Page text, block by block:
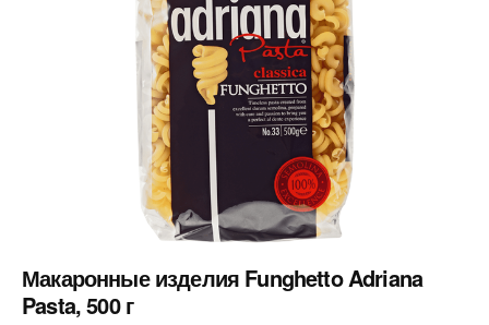
Макаронные изделия Funghetto Adriana
Pasta, 500 г